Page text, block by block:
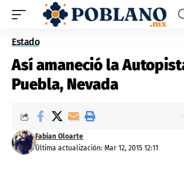
Estado
Así amaneció la
Puebla, Nevada
Última actualización: Mar 12, 2015 12:11
Fabian Oloarte